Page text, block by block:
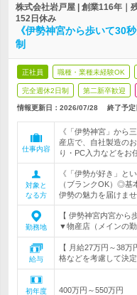
株式会社岩戸屋 | 創業116年｜
152日休み
《伊勢神宮から歩いて30
制
正社員 職種・業種未経験OK
完全週休2日制 第二新卒歓迎
情報更新日：2026/07/28 終了予定
仕事内容
《「伊勢神宮」から
産店で、自社製造の
り・PC入力などをお
対象と
なる方
《「伊勢が好き」と
（ブランクOK）◎基
伊勢の魅力を届けませ
勤務地
【 伊勢神宮内宮から
▼物産店（メインの
給与
【 月給27万円～38
格などを考慮して決
初年度
400万円～550万円